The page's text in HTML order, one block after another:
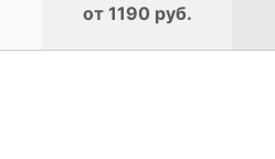
от 1190 руб.